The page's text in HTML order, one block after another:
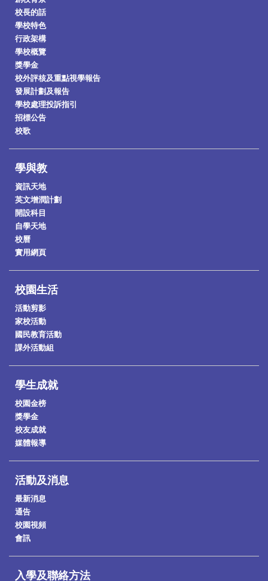
校長的話
學校特色
行政架構
學校概覽
獎學金
校外評核及重點視學報告
發展計劃及報告
學校處理投訴指引
招標公告
校歌
學與教
資訊天地
英文增潤計劃
開設科目
自學天地
校曆
實用網頁
校園生活
活動剪影
家校活動
國民教育活動
課外活動組
學生成就
校園金榜
獎學金
校友成就
媒體報導
活動及消息
最新消息
通告
校園視頻
會訊
入學及聯絡方法